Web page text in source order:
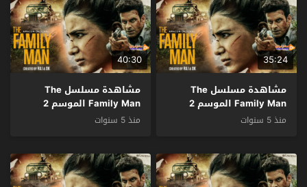
35:24
مشاهدة مسلسل The
Family Man الموسم 2
الحلقة 7 مترجم
منذ 5 سنوات
40:30
مشاهدة مسلسل The
Family Man الموسم 2
الحلقة 6 مترجم
منذ 5 سنوات